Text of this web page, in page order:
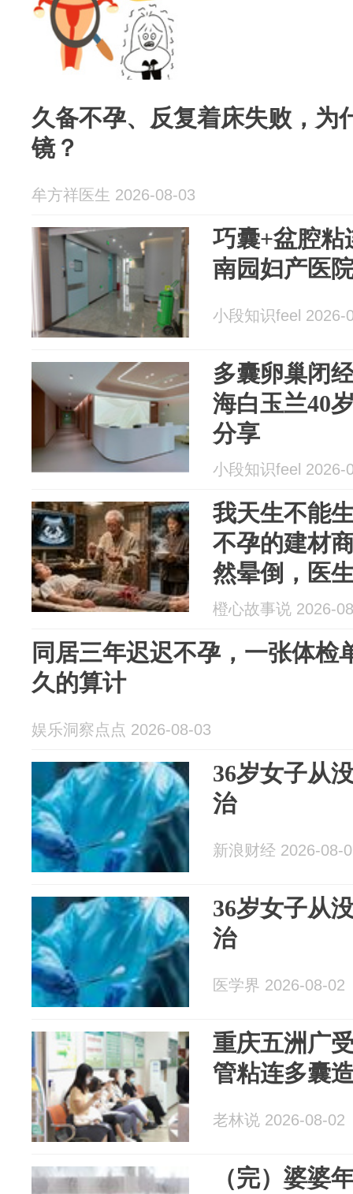
久备不孕、反复着床失败，为
镜？
牟方祥医生 2026-08-03
巧囊+盆腔粘
南园妇产医
小段知识feel 2026-
多囊卵巢闭
海白玉兰40
分享
小段知识feel 2026-
我天生不能
不孕的建材
然晕倒，医
喜你，是三
橙心故事说 2026-
同居三年迟迟不孕，一张体检
久的算计
娱乐洞察点点 2026-08-03
36岁女子从
治
新浪财经 2026-08-
36岁女子从
治
医学界 2026-08-02
重庆五洲广
管粘连多囊
老林说 2026-08-02
（完）婆婆